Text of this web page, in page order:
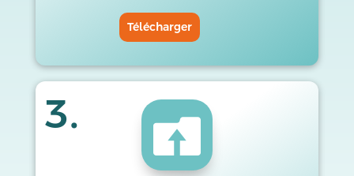
Télécharger
3. 